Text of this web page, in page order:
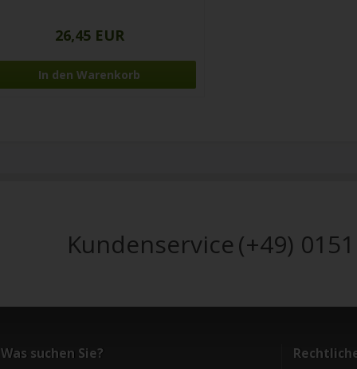
26,45 EUR
Kundenservice(+49)
Was suchen Sie?